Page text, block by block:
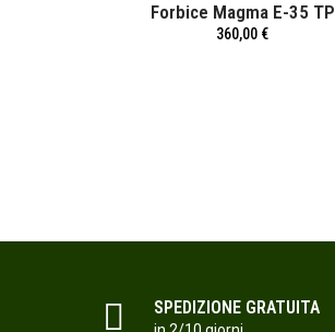
Forbice Magma E-35 TP
360,00 €
SPEDIZIONE GRATUITA